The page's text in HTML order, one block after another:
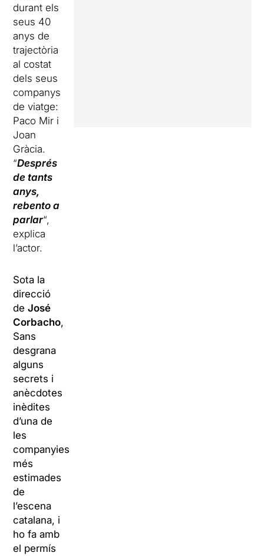
durant els
seus 40
anys de
trajectòria
al costat
dels seus
companys
de viatge:
Paco Mir i
Joan
Gràcia.
“Després
de tants
anys,
rebento a
parlar“,
explica
l’actor.
Sota la
direcció
deJosé
Corbacho,
Sans
desgrana
alguns
secrets i
anècdotes
inèdites
d’una de
les
companyies
més
estimades
de
l’escena
catalana, i
ho fa amb
el permís